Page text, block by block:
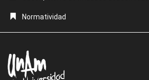
Normatividad